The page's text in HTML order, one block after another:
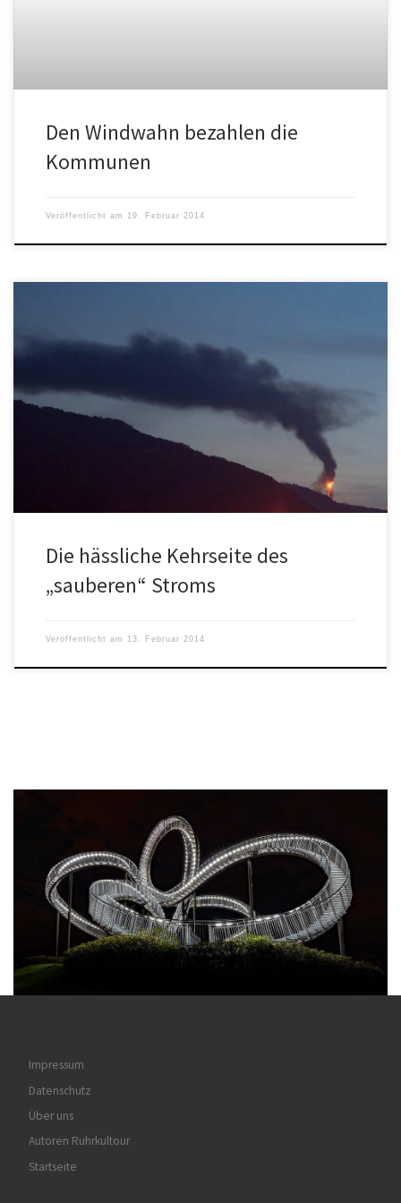
Den Windwahn bezahlen die
Kommunen
Veröffentlicht am 19. Februar 2014
Umweltsünden der „erneuerbaren Energien“ Wind ist geradezu
ein Synonym für frische Luft, für freies Atmen in gesunder
Umgebung. Die Öko-Profiteure […]
Die hässliche Kehrseite des
„sauberen“ Stroms
Veröffentlicht am 13. Februar 2014
Impressum
Datenschutz
Über uns
Autoren Ruhrkultour
Startseite